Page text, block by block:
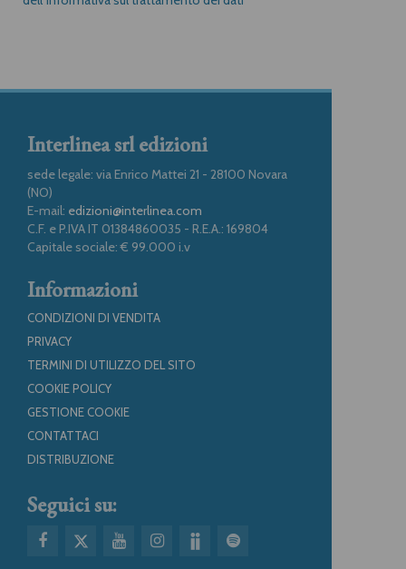
Interlinea srl edizioni
sede legale: via Enrico Mattei 21 - 28100 Novara
(NO)
E-mail: edizioni@interlinea.com
C.F. e P.IVA IT 01384860035 - R.E.A.: 169804
Capitale sociale: € 99.000 i.v
Informazioni
CONDIZIONI DI VENDITA
PRIVACY
TERMINI DI UTILIZZO DEL SITO
COOKIE POLICY
GESTIONE COOKIE
CONTATTACI
DISTRIBUZIONE
Seguici su: